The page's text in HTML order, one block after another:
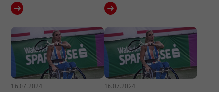
16.07.2024 16.07.2024